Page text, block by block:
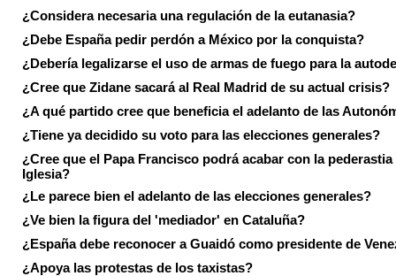
¿Considera necesaria una regulación de la eutanasia?
¿Debe España pedir perdón a México por la conquista?
¿Debería legalizarse el uso de armas de fuego para la
¿Cree que Zidane sacará al Real Madrid de su actual crisis?
¿A qué partido cree que beneficia el adelanto de las
¿Tiene ya decidido su voto para las elecciones generales?
¿Cree que el Papa Francisco podrá acabar con la pederastia
Iglesia?
¿Le parece bien el adelanto de las elecciones generales?
¿Ve bien la figura del 'mediador' en Cataluña?
¿España debe reconocer a Guaidó como presidente de
¿Apoya las protestas de los taxistas?